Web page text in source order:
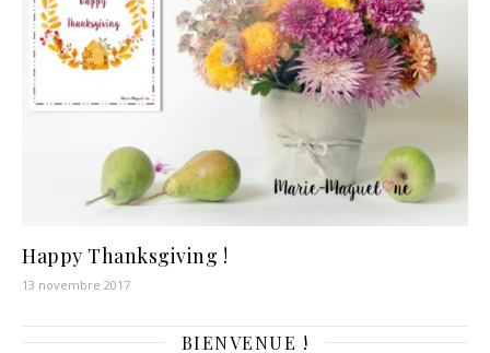
Happy Thanksgiving !
13 novembre 2017
BIENVENUE !